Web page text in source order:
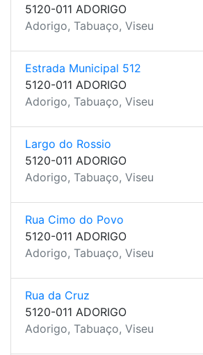
5120-011 ADORIGO
Adorigo, Tabuaço, Viseu
Estrada Municipal 512
5120-011 ADORIGO
Adorigo, Tabuaço, Viseu
Largo do Rossio
5120-011 ADORIGO
Adorigo, Tabuaço, Viseu
Rua Cimo do Povo
5120-011 ADORIGO
Adorigo, Tabuaço, Viseu
Rua da Cruz
5120-011 ADORIGO
Adorigo, Tabuaço, Viseu